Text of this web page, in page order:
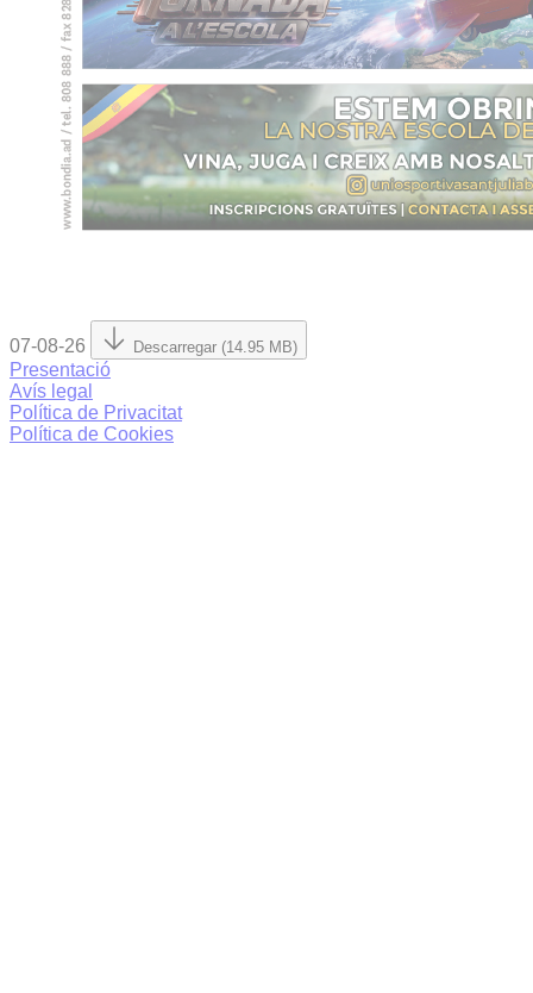
07-08-26 Descarregar (14.95 MB)
Presentació
Avís legal
Política de Privacitat
Política de Cookies